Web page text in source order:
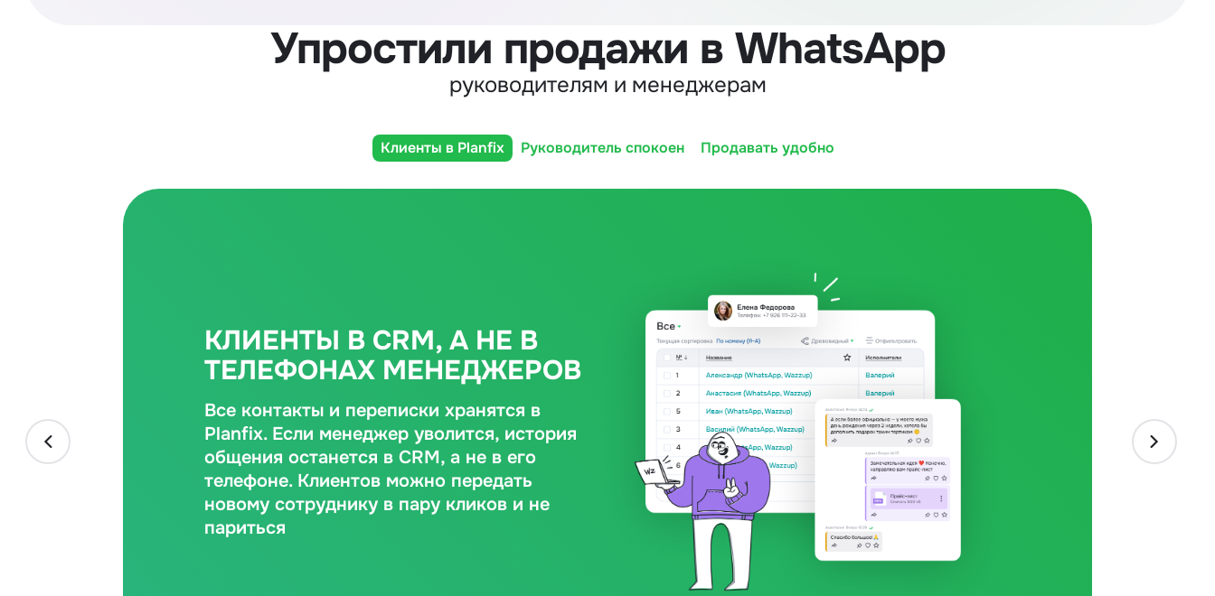
Упростили продажи в WhatsApp
руководителям и менеджерам
Клиенты в Planfix Руководитель спокоен Продавать удобно
КЛИЕНТЫ В CRM, А НЕ В
ТЕЛЕФОНАХ МЕНЕДЖЕРОВ
Все контакты и переписки хранятся в
Planfix. Если менеджер уволится, история
общения останется в CRM, а не в его
телефоне. Клиентов можно передать
новому сотруднику в пару кликов и не
париться